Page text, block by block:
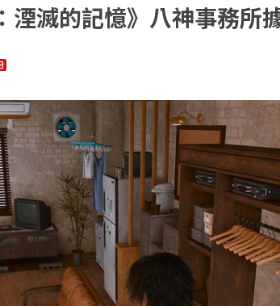
湮滅的記憶》八神事務所